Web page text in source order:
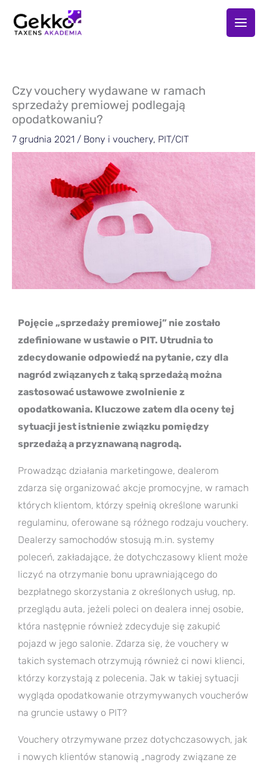
Czy vouchery wydawane w ramach
sprzedaży premiowej podlegają
opodatkowaniu?
7 grudnia 2021 / Bony i vouchery, PIT/CIT
Pojęcie „sprzedaży premiowej” nie zostało
zdefiniowane w ustawie o PIT. Utrudnia to
zdecydowanie odpowiedź na pytanie, czy dla
nagród związanych z taką sprzedażą można
zastosować ustawowe zwolnienie z
opodatkowania. Kluczowe zatem dla oceny tej
sytuacji jest istnienie związku pomiędzy
sprzedażą a przyznawaną nagrodą.
Prowadząc działania marketingowe, dealerom
zdarza się organizować akcje promocyjne, w ramach
których klientom, którzy spełnią określone warunki
regulaminu, oferowane są różnego rodzaju vouchery.
Dealerzy samochodów stosują m.in. systemy
poleceń, zakładające, że dotychczasowy klient może
liczyć na otrzymanie bonu uprawniającego do
bezpłatnego skorzystania z określonych usług, np.
przeglądu auta, jeżeli poleci on dealera innej osobie,
która następnie również zdecyduje się zakupić
pojazd w jego salonie. Zdarza się, że vouchery w
takich systemach otrzymują również ci nowi klienci,
którzy korzystają z polecenia. Jak w takiej sytuacji
wygląda opodatkowanie otrzymywanych voucherów
na gruncie ustawy o PIT?
Vouchery otrzymywane przez dotychczasowych, jak
i nowych klientów stanowią „nagrody związane ze